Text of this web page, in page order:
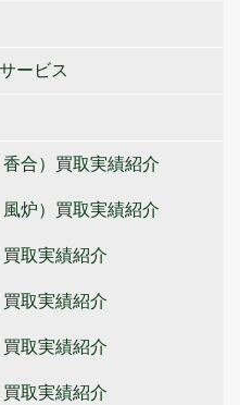
ービス
合）買取実績紹介
炉）買取実績紹介
取実績紹介
取実績紹介
取実績紹介
取実績紹介